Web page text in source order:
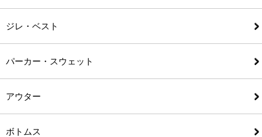
ジレ・ベスト
パーカー・スウェット
アウター
ボトムス